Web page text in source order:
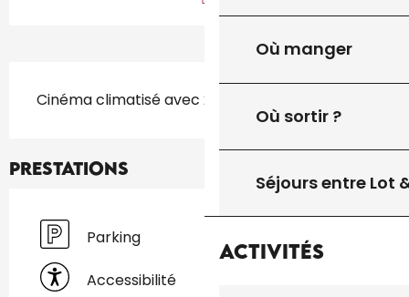
Où manger
Où sortir ?
Séjours entre Lot
Activités
Cinéma climatisé avec 2 salles et la 3D.
Prestations
Parking
Accessibilité